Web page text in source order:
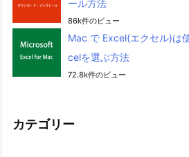
ール方法
86k件のビュー
Mac で Excel(エクセル)は
celを選ぶ方法
72.8k件のビュー
カテゴリー